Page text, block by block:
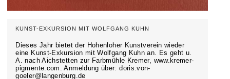
KUNST-EXKURSION MIT WOLFGANG KUHN
Dieses Jahr bietet der Hohenloher Kunstverein wieder
eine Kunst-Exkursion mit Wolfgang Kuhn an. Es geht u.
A. nach Aichstetten zur Farbmühle Kremer, www.kremer-
pigmente.com. Anmeldung über: doris.von-
goeler@langenburg.de